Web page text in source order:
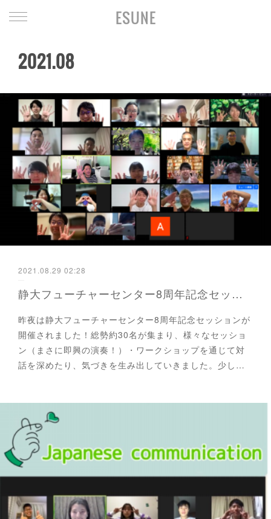
ESUNE
2021.08
2021.08.29 02:28
静大フューチャーセンター8周年記念セッションが開催されました！
昨夜は静大フューチャーセンター8周年記念セッションが
開催されました！総勢約30名が集まり、様々なセッショ
ン（まさに即興の演奏！）・ワークショップを通じて対
話を深めたり、気づきを生み出していきました。少し…